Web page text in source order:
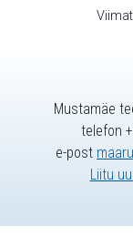
Mustamäe
telefon
e-post
Liitu